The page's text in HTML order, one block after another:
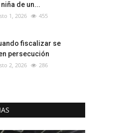
de un...
1, 2026 455
fiscalizar se
persecución
2, 2026 286